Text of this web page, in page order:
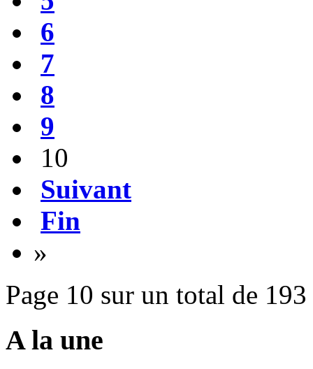
6
7
8
9
10
Suivant
Fin
»
Page 10 sur un total de 193
A la une